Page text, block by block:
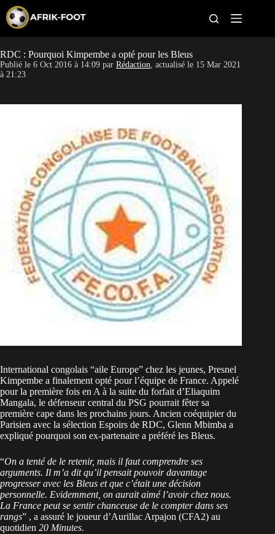
p
t
o
c
t
CAN féminine
Clubs
Classement
Paris sportifs
RDC : Pourquoi Kimpembe a opté pour les Bleus
Publié le 6 Oct 2016 à 14:09 par Rédaction, actualisé le 15 Mar 2021
à 21:23
International congolais “aile Europe” chez les jeunes, Presnel
Kimpembe a finalement opté pour l’équipe de France. Appelé
pour la première fois en A à la suite du forfait d’Eliaquim
Mangala, le défenseur central du PSG pourrait fêter sa
première cape dans les prochains jours. Ancien coéquipier du
Parisien avec la sélection Espoirs de RDC, Glenn Mbimba a
expliqué pourquoi son ex-partenaire a préféré les Bleus.
“On a tenté de le retenir, mais il faut comprendre ses
arguments. Il m’a dit qu’il pensait pouvoir davantage
progresser avec les Bleus et que c’était une décision
personnelle. Evidemment, on aurait aimé l’avoir chez nous.
La France peut se sentir chanceuse de le compter dans ses
rangs” , a assuré le joueur d’Aurillac Arpajon (CFA2) au
quotidien 20 Minutes.